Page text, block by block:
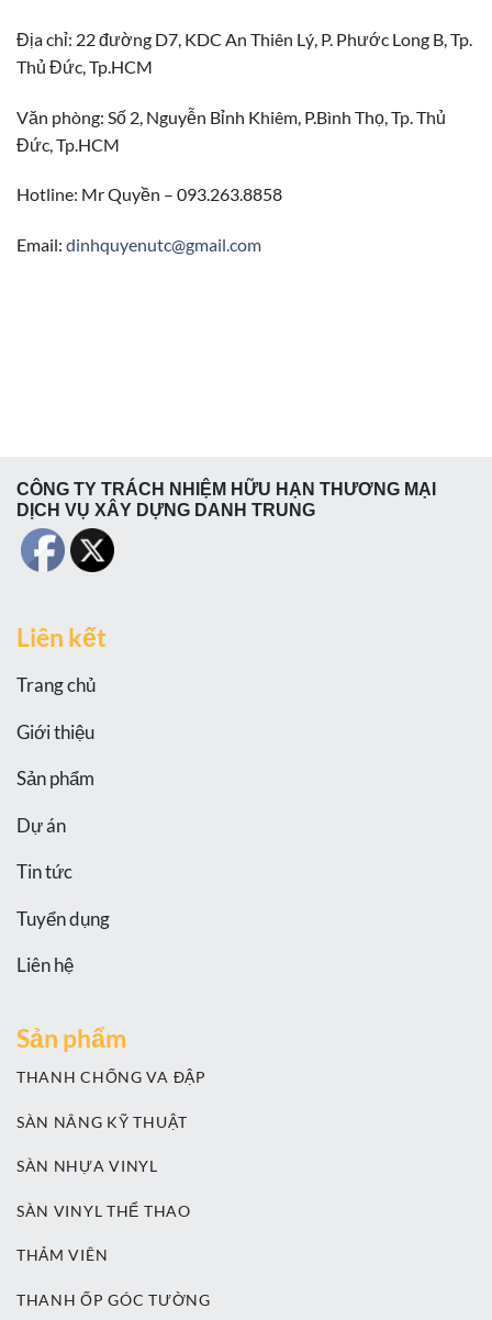
Địa chỉ: 22 đường D7, KDC An Thiên Lý, P. Phước Long B, Tp.
Thủ Đức, Tp.HCM
Văn phòng: Số 2, Nguyễn Bỉnh Khiêm, P.Bình Thọ, Tp. Thủ
Đức, Tp.HCM
Hotline: Mr Quyền – 093.263.8858
Email: dinhquyenutc@gmail.com
CÔNG TY TRÁCH NHIỆM HỮU HẠN THƯƠNG MẠI
DỊCH VỤ XÂY DỰNG DANH TRUNG
Liên kết
Trang chủ
Giới thiệu
Sản phẩm
Dự án
Tin tức
Tuyển dụng
Liên hệ
Sản phẩm
THANH CHỐNG VA ĐẬP
SÀN NÂNG KỸ THUẬT
SÀN NHỰA VINYL
SÀN VINYL THỂ THAO
THẢM VIÊN
THANH ỐP GÓC TƯỜNG